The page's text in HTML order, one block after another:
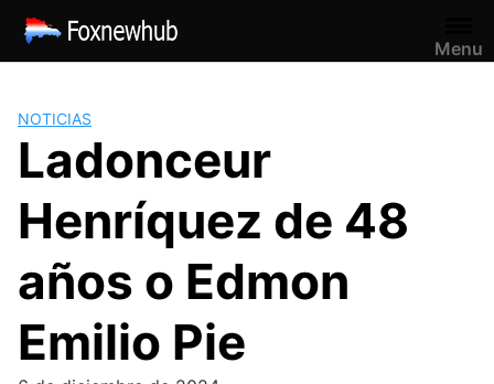
Saltar
contenido
Menu
NOTICIAS
Ladonceur
Henríquez de 48
años o Edmon
Emilio Pie